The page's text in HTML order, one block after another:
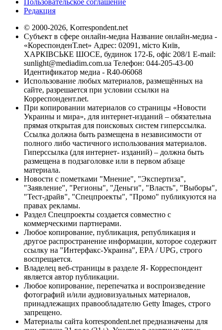
Редакция
© 2000-2026, Korrespondent.net
Субъект в сфере онлайн-медиа Название онлайн-медиа -
«КореспонденТ.net» Адрес: 02091, місто Київ,
ХАРКІВСЬКЕ ШОСЕ, будинок 172-Б, офіс 208/1 E-mail:
sunlight@mediadim.com.ua Телефон: 044-205-43-00
Идентификатор медиа - R40-06068
Использование любых материалов, размещённых на
сайте, разрешается при условии ссылки на
Корреспондент.net.
При копировании материалов со страницы «Новости
Украины и мира», для интернет-изданий – обязательна
прямая открытая для поисковых систем гиперссылка.
Ссылка должна быть размещена в независимости от
полного либо частичного использования материалов.
Гиперссылка (для интернет- изданий) – должна быть
размещена в подзаголовке или в первом абзаце
материала.
Новости с пометками "Мнение", "Экспертиза",
"Заявление", "Регионы", "Деньги", "Власть", "Выборы",
"Тест-драйв", "Спецпроекты", "Промо" публикуются на
правах рекламы.
Раздел Спецпроекты создается совместно с
коммерческими партнерами.
Любое копирование, публикация, републикация и
другое распространение информации, которое содержит
ссылку на "Интерфакс-Украина", EPA / UPG, строго
воспрещается.
Владелец веб-страницы в разделе Я- Корреспондент
является автор публикации.
Любое копирование, перепечатка и воспроизведение
фотографий и/или аудиовизуальных материалов,
принадлежащих правообладателю Getty Images, строго
запрещено.
Материалы сайта korrespondent.net предназначены для